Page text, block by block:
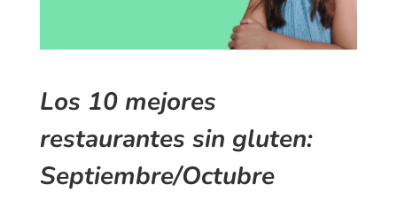
Los 10 mejores
restaurantes sin gluten:
Septiembre/Octubre